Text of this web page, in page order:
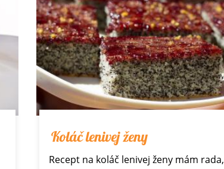
Koláč lenivej ženy
Recept na koláč lenivej ženy mám rada,